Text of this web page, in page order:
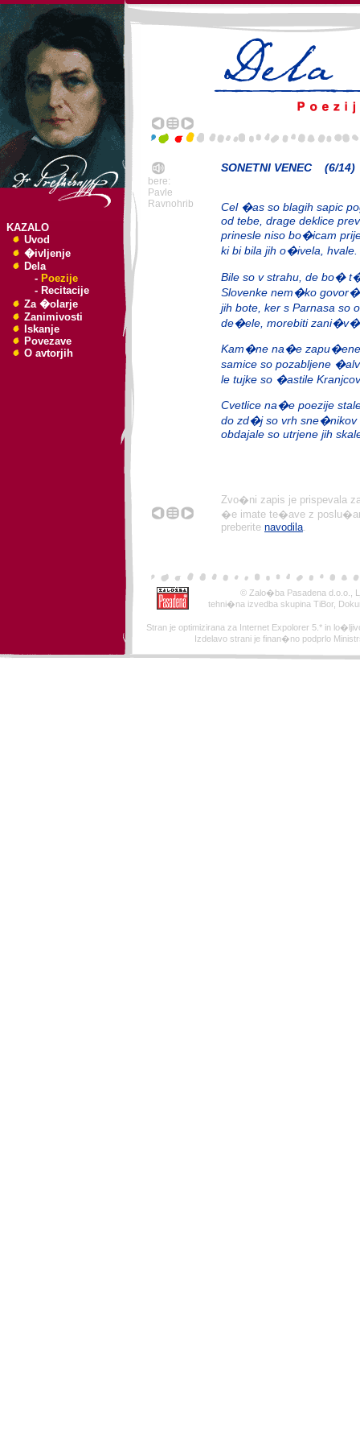
KAZALO
Uvod
�ivljenje
Dela
- Poezije
- Recitacije
Za �olarje
Zanimivosti
Iskanje
Povezave
O avtorjih
SONETNI VENEC (6/14)
bere:
Pavle
Ravnohrib
Cel �as so blagih sapic
od tebe, drage deklice
prinesle niso bo�icam
ki bi bila jih o�ivela, hvale.
Bile so v strahu, de bo�
Slovenke nem�ko
jih bote, ker s Parnasa so
de�ele, morebiti
Kam�ne na�e
samice so pozabljene
le tujke so �astile
Cvetlice na�e poezije
do zd�j so vrh
obdajale so utrjene jih
Zvo�ni zapis je prispevala
�e imate te�ave z
preberite navodila.
© Zalo�ba Pasadena d.o.o.,
tehni�na izvedba skupina TiBor,
Stran je optimizirana za Internet Expolorer 5.* in
Izdelavo strani je finan�no podprlo